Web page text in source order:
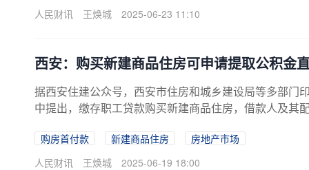
人民财讯
王焕城 2025-06-23 11:10
西安：购买新建商品住房可申请提取公积金
据西安住建公众号，西安市住房和城乡建设局等多部门
中提出，缴存职工贷款购买新建商品住房，借款人及其
购房首付款 新建商品住房
房地产市场
人民财讯
王焕城 2025-06-19 18:00